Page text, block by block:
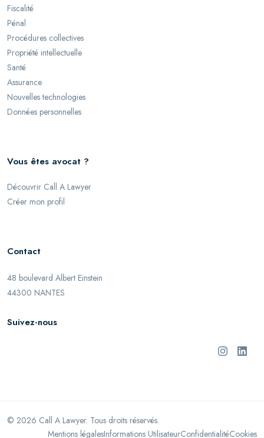
Fiscalité
Pénal
Procédures collectives
Propriété intellectuelle
Santé
Assurance
Nouvelles technologies
Données personnelles
Vous êtes avocat ?
Découvrir Call A Lawyer
Créer mon profil
Contact
48 boulevard Albert Einstein
44300 NANTES
Suivez-nous
© 2026 Call A Lawyer. Tous droits réservés.
Mentions légalesInformations UtilisateurConfidentialitéCookies